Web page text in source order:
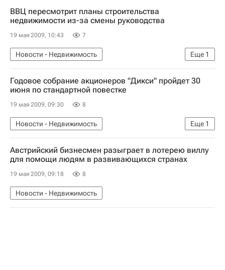
ВВЦ пересмотрит планы строительства
недвижимости из-за смены руководства
19 мая 2009, 10:43 7
Еще 1
Новости - Недвижимость
Коммерческая недвижимость
Годовое собрание акционеров "Дикси" пройдет 30
июня по стандартной повестке
19 мая 2009, 09:30 8
Еще 1
Новости - Недвижимость
Коммерческая недвижимость
Австрийский бизнесмен разыграет в лотерею виллу
для помощи людям в развивающихся странах
19 мая 2009, 09:18 8
Новости - Недвижимость